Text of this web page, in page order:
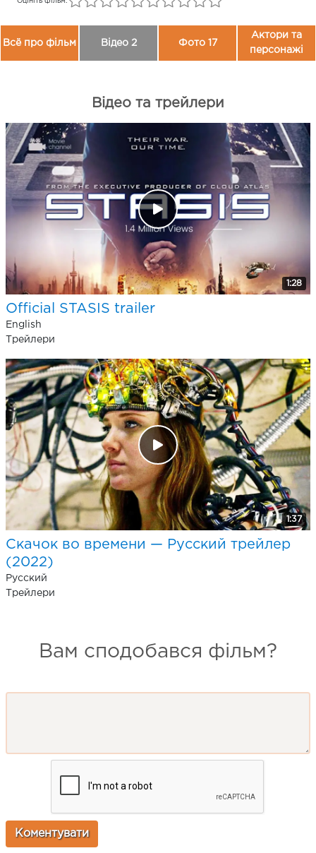
Всё про фільм Відео 2 Фото 17
Актори та
персонажі
Відео та трейлери
1:28
Official STASIS trailer
English
Трейлери
1:37
Скачок во времени — Русский трейлер
(2022)
Pусский
Трейлери
Вам сподобався фільм?